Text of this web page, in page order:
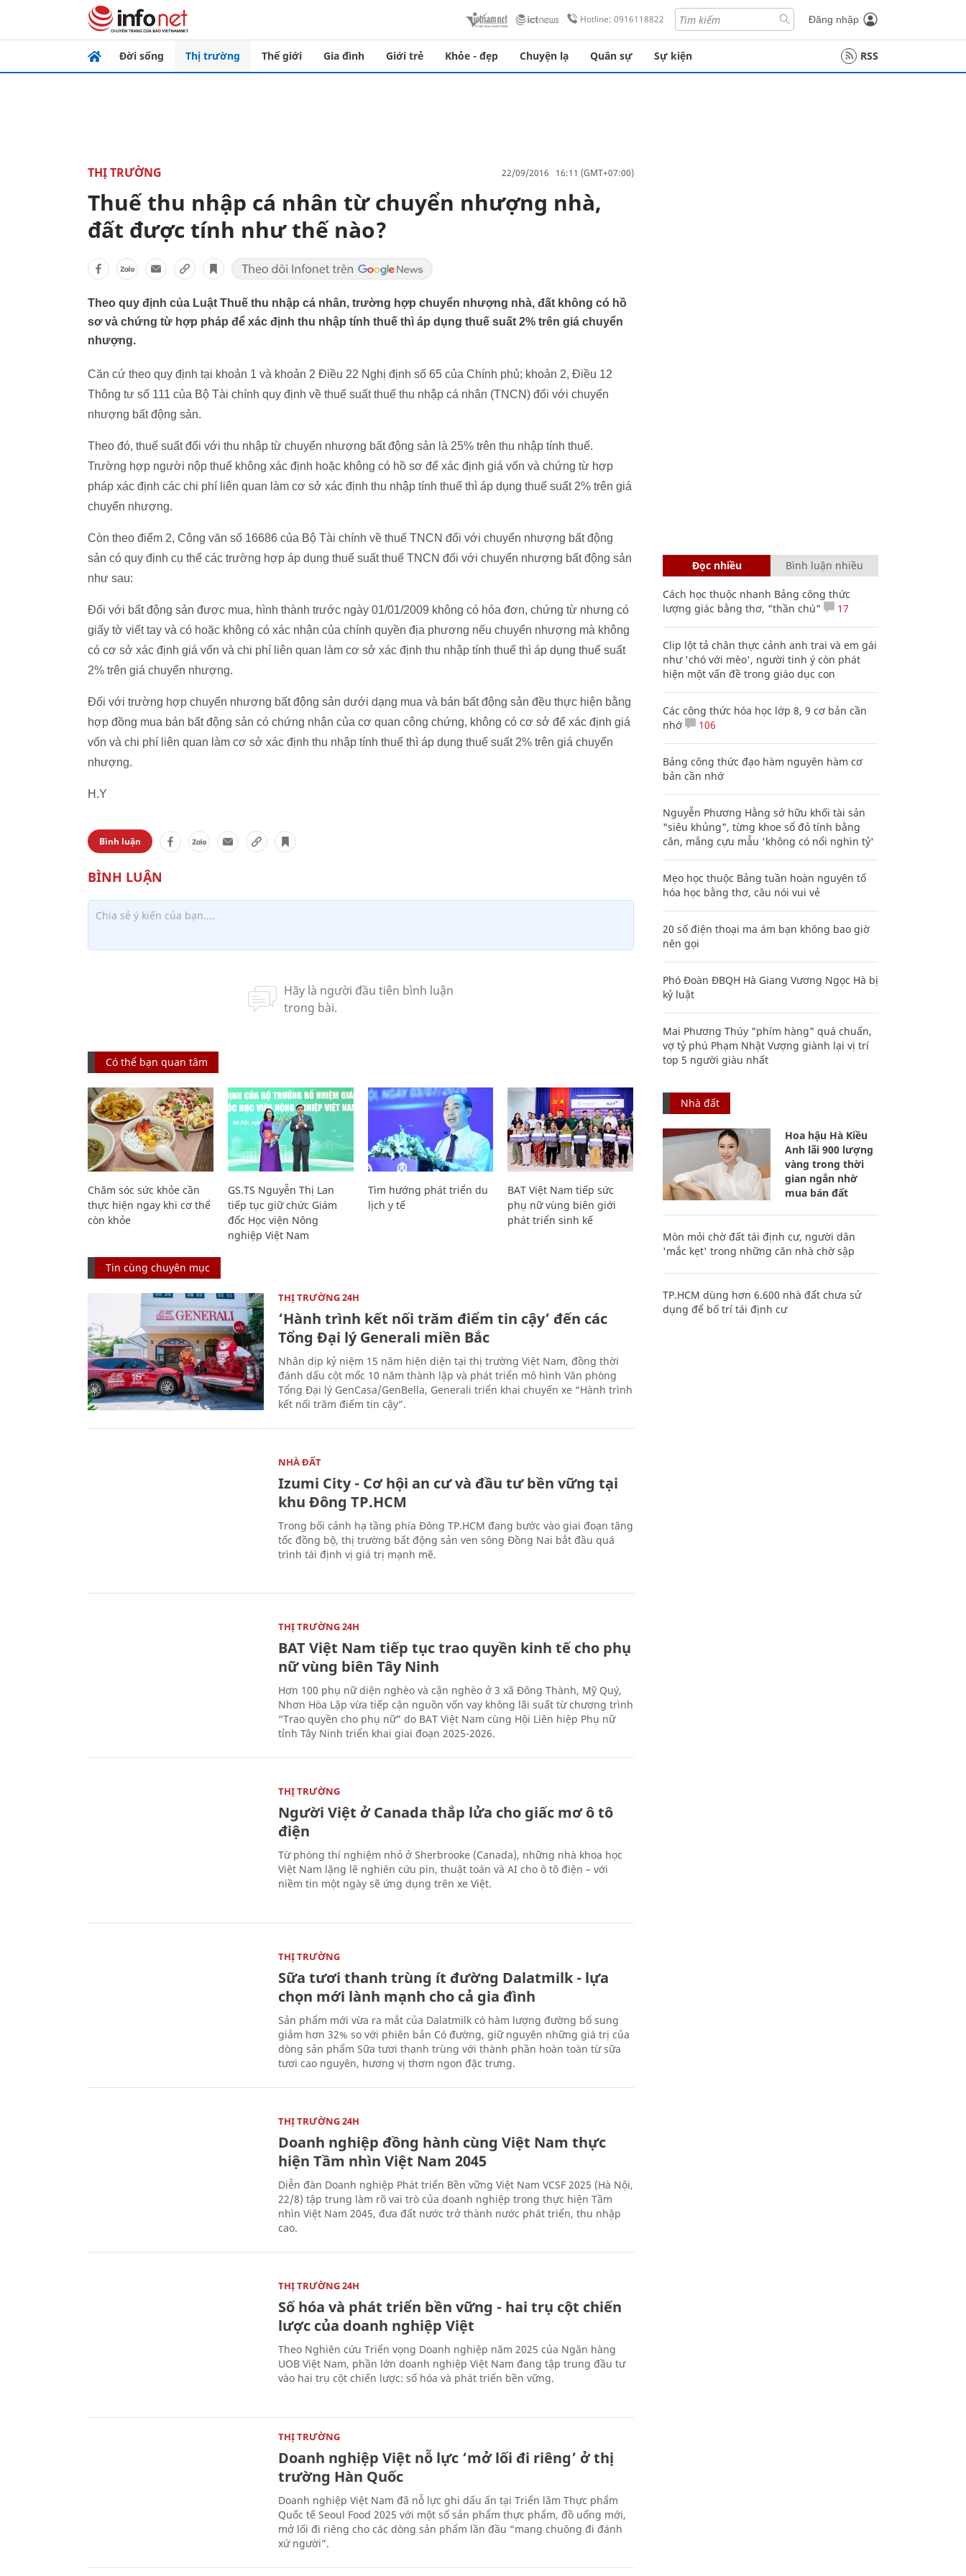
Hotline: 0916118822 Đăng nhập
Đời sống Thị trường Thế giới Gia đình Giới trẻ Khỏe - đẹp Chuyện lạ Quân sự Sự kiện RSS
THỊ TRƯỜNG 22/09/2016 16:11 (GMT+07:00)
Thuế thu nhập cá nhân từ chuyển nhượng nhà,
đất được tính như thế nào?
Theo quy định của Luật Thuế thu nhập cá nhân, trường hợp chuyển nhượng nhà, đất không có hồ
sơ và chứng từ hợp pháp để xác định thu nhập tính thuế thì áp dụng thuế suất 2% trên giá chuyển
nhượng.
Căn cứ theo quy định tại khoản 1 và khoản 2 Điều 22 Nghị định số 65 của Chính phủ; khoản 2, Điều 12
Thông tư số 111 của Bộ Tài chính quy định về thuế suất thuế thu nhập cá nhân (TNCN) đối với chuyển
nhượng bất động sản.
Theo đó, thuế suất đối với thu nhập từ chuyển nhượng bất động sản là 25% trên thu nhập tính thuế.
Trường hợp người nộp thuế không xác định hoặc không có hồ sơ để xác định giá vốn và chứng từ hợp
pháp xác định các chi phí liên quan làm cơ sở xác định thu nhập tính thuế thì áp dụng thuế suất 2% trên giá
chuyển nhượng.
Còn theo điểm 2, Công văn số 16686 của Bộ Tài chính về thuế TNCN đối với chuyển nhượng bất động
sản có quy định cụ thể các trường hợp áp dụng thuế suất thuế TNCN đối với chuyển nhượng bất động sản
như sau:
Đối với bất động sản được mua, hình thành trước ngày 01/01/2009 không có hóa đơn, chứng từ nhưng có
giấy tờ viết tay và có hoặc không có xác nhận của chính quyền địa phương nếu chuyển nhượng mà không
có cơ sở xác định giá vốn và chi phí liên quan làm cơ sở xác định thu nhập tính thuế thì áp dụng thuế suất
2% trên giá chuyển nhượng.
Đối với trường hợp chuyển nhượng bất động sản dưới dạng mua và bán bất động sản đều thực hiện bằng
hợp đồng mua bán bất động sản có chứng nhận của cơ quan công chứng, không có cơ sở để xác định giá
vốn và chi phí liên quan làm cơ sở xác định thu nhập tính thuế thì áp dụng thuế suất 2% trên giá chuyển
nhượng.
H.Y
Bình luận
Có thể bạn quan tâm
Chăm sóc sức khỏe cần
thực hiện ngay khi cơ thể
còn khỏe
GS.TS Nguyễn Thị Lan
tiếp tục giữ chức Giám
đốc Học viện Nông
nghiệp Việt Nam
Tìm hướng phát triển du
lịch y tế
BAT Việt Nam tiếp sức
phụ nữ vùng biên giới
phát triển sinh kế
Tin cùng chuyên mục
THỊ TRƯỜNG 24H
‘Hành trình kết nối trăm điểm tin cậy’ đến các
Tổng Đại lý Generali miền Bắc
Nhân dịp kỷ niệm 15 năm hiện diện tại thị trường Việt Nam, đồng thời
đánh dấu cột mốc 10 năm thành lập và phát triển mô hình Văn phòng
Tổng Đại lý GenCasa/GenBella, Generali triển khai chuyến xe “Hành trình
kết nối trăm điểm tin cậy”.
NHÀ ĐẤT
Izumi City - Cơ hội an cư và đầu tư bền vững tại
khu Đông TP.HCM
Trong bối cảnh hạ tầng phía Đông TP.HCM đang bước vào giai đoạn tăng
tốc đồng bộ, thị trường bất động sản ven sông Đồng Nai bắt đầu quá
trình tái định vị giá trị mạnh mẽ.
THỊ TRƯỜNG 24H
BAT Việt Nam tiếp tục trao quyền kinh tế cho phụ
nữ vùng biên Tây Ninh
Hơn 100 phụ nữ diện nghèo và cận nghèo ở 3 xã Đông Thành, Mỹ Quý,
Nhơn Hòa Lập vừa tiếp cận nguồn vốn vay không lãi suất từ chương trình
“Trao quyền cho phụ nữ” do BAT Việt Nam cùng Hội Liên hiệp Phụ nữ
tỉnh Tây Ninh triển khai giai đoạn 2025-2026.
THỊ TRƯỜNG
Người Việt ở Canada thắp lửa cho giấc mơ ô tô
điện
Từ phòng thí nghiệm nhỏ ở Sherbrooke (Canada), những nhà khoa học
Việt Nam lặng lẽ nghiên cứu pin, thuật toán và AI cho ô tô điện – với
niềm tin một ngày sẽ ứng dụng trên xe Việt.
THỊ TRƯỜNG
Sữa tươi thanh trùng ít đường Dalatmilk - lựa
chọn mới lành mạnh cho cả gia đình
Sản phẩm mới vừa ra mắt của Dalatmilk có hàm lượng đường bổ sung
giảm hơn 32% so với phiên bản Có đường, giữ nguyên những giá trị của
dòng sản phẩm Sữa tươi thanh trùng với thành phần hoàn toàn từ sữa
tươi cao nguyên, hương vị thơm ngon đặc trưng.
THỊ TRƯỜNG 24H
Doanh nghiệp đồng hành cùng Việt Nam thực
hiện Tầm nhìn Việt Nam 2045
Diễn đàn Doanh nghiệp Phát triển Bền vững Việt Nam VCSF 2025 (Hà Nội,
22/8) tập trung làm rõ vai trò của doanh nghiệp trong thực hiện Tầm
nhìn Việt Nam 2045, đưa đất nước trở thành nước phát triển, thu nhập
cao.
THỊ TRƯỜNG 24H
Số hóa và phát triển bền vững - hai trụ cột chiến
lược của doanh nghiệp Việt
Theo Nghiên cứu Triển vọng Doanh nghiệp năm 2025 của Ngân hàng
UOB Việt Nam, phần lớn doanh nghiệp Việt Nam đang tập trung đầu tư
vào hai trụ cột chiến lược: số hóa và phát triển bền vững.
THỊ TRƯỜNG
Doanh nghiệp Việt nỗ lực ‘mở lối đi riêng’ ở thị
trường Hàn Quốc
Doanh nghiệp Việt Nam đã nỗ lực ghi dấu ấn tại Triển lãm Thực phẩm
Quốc tế Seoul Food 2025 với một số sản phẩm thực phẩm, đồ uống mới,
mở lối đi riêng cho các dòng sản phẩm lần đầu “mang chuông đi đánh
xứ người”.
Đọc nhiều Bình luận nhiều
Cách học thuộc nhanh Bảng công thức
lượng giác bằng thơ, "thần chú"
17
Clip lột tả chân thực cảnh anh trai và em gái
như 'chó với mèo', người tinh ý còn phát
hiện một vấn đề trong giáo dục con
Các công thức hóa học lớp 8, 9 cơ bản cần
nhớ
106
Bảng công thức đạo hàm nguyên hàm cơ
bản cần nhớ
Nguyễn Phương Hằng sở hữu khối tài sản
"siêu khủng", từng khoe sổ đỏ tính bằng
cân, mắng cựu mẫu 'không có nổi nghìn tỷ'
Mẹo học thuộc Bảng tuần hoàn nguyên tố
hóa học bằng thơ, câu nói vui vẻ
20 số điện thoại ma ám bạn không bao giờ
nên gọi
Phó Đoàn ĐBQH Hà Giang Vương Ngọc Hà bị
kỷ luật
Mai Phương Thúy "phím hàng" quá chuẩn,
vợ tỷ phú Phạm Nhật Vượng giành lại vị trí
top 5 người giàu nhất
Nhà đất
Hoa hậu Hà Kiều
Anh lãi 900 lượng
vàng trong thời
gian ngắn nhờ
mua bán đất
Mòn mỏi chờ đất tái định cư, người dân
'mắc kẹt' trong những căn nhà chờ sập
TP.HCM dùng hơn 6.600 nhà đất chưa sử
dụng để bố trí tái định cư